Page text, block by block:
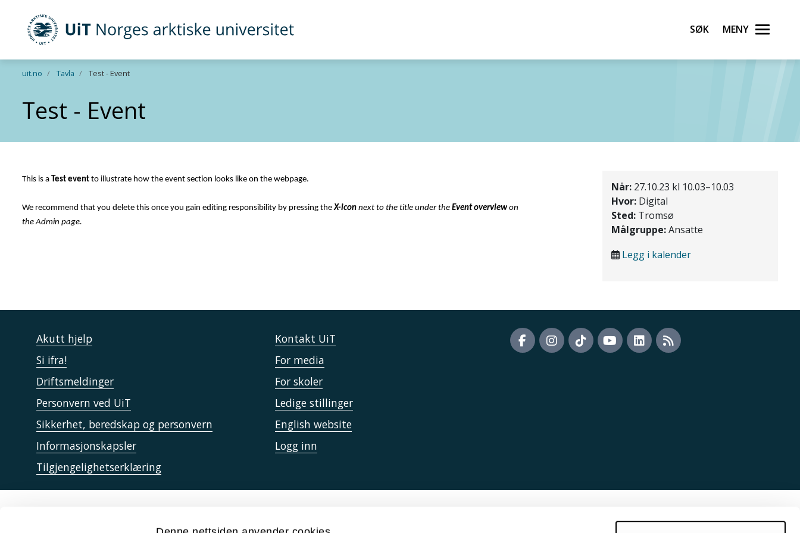
Gå til hovedinnhold
UiT Norges arktiske universitet Søk Meny
uit.no Tavla Test - Event
Test - Event
This is a Test event to illustrate how the event section looks like on the webpage.
We recommend that you delete this once you gain editing responsibility by pressing the X-icon next to the title under the Event overview on
the Admin page.
Når:27.10.23 kl 10.03–10.03
Hvor:Digital
Sted:Tromsø
Målgruppe:Ansatte
Legg i kalender
Akutt hjelp
Si ifra!
Driftsmeldinger
Personvern ved UiT
Sikkerhet, beredskap og personvern
Informasjonskapsler
Tilgjengelighetserklæring
Kontakt UiT
For media
For skoler
Ledige stillinger
English website
Logg inn